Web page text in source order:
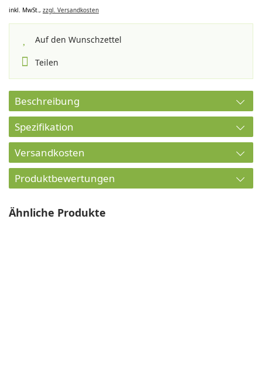
inkl. MwSt., zzgl. Versandkosten
Auf den Wunschzettel
Teilen
Beschreibung
Spezifikation
Versandkosten
Produktbewertungen
Ähnliche Produkte